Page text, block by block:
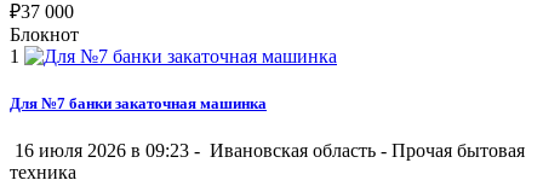
₽37 000
Блокнот
1
Для №7 банки закаточная машинка
16 июля 2026 в 09:23 - Ивановская область - Прочая бытовая
техника